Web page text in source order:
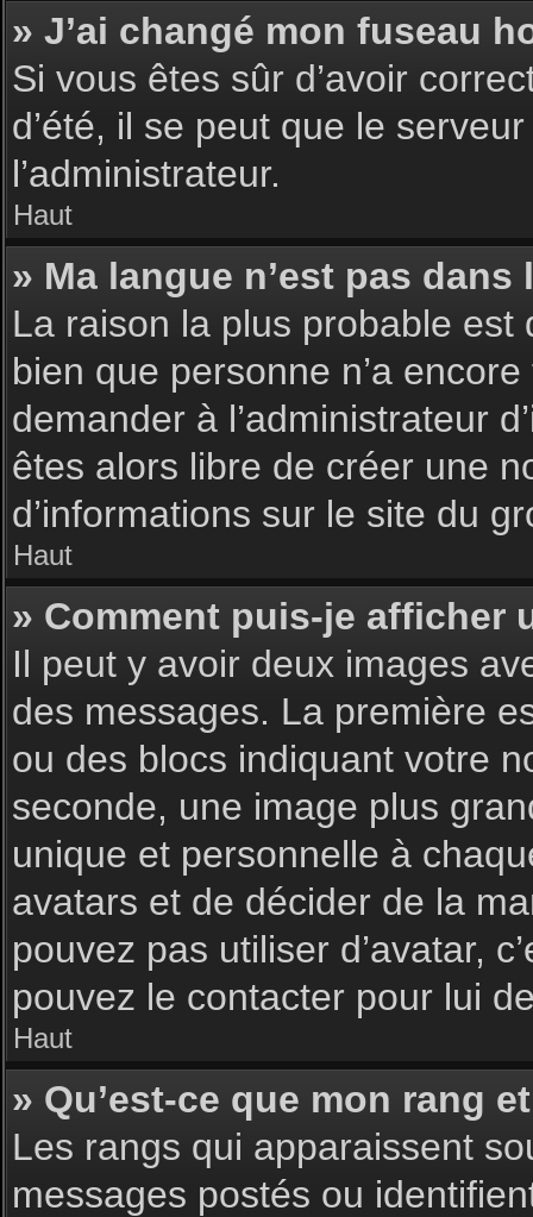
» J’ai changé mon fuseau
Si vous êtes sûr d’avoir
d’été, il se peut que le
l’administrateur.
Haut
» Ma langue n’est pas dans
La raison la plus probable est
bien que personne n’a
demander à l’administrateur
êtes alors libre de créer une
d’informations sur le site du
Haut
» Comment puis-je afficher
Il peut y avoir deux images
des messages. La première
ou des blocs indiquant votre
seconde, une image plus
unique et personnelle à
avatars et de décider de la
pouvez pas utiliser d’avatar,
pouvez le contacter pour lui
Haut
» Qu’est-ce que mon rang
Les rangs qui apparaissent
messages postés ou